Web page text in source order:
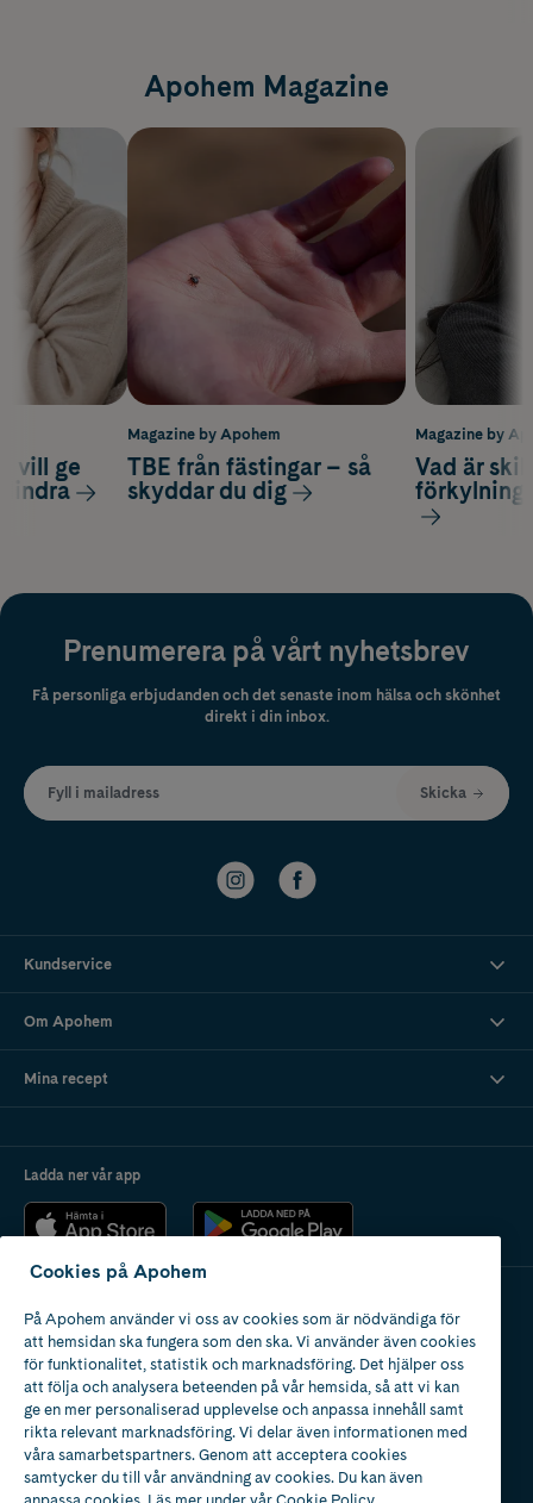
Apohem Magazine
Magazine by
Vad är
förkylning
vill ge
lindra
Magazine by Apohem
TBE från fästingar – så
skyddar du dig
Prenumerera på vårt nyhetsbrev
Få personliga erbjudanden och det senaste inom hälsa och skönhet
direkt i din inbox.
Fyll i mailadress Skicka
Kundservice
Om Apohem
Mina recept
Ladda ner vår app
Apotek med tillstånd
av Läkemedelsverket
Cookies på Apohem
På Apohem använder vi oss av cookies som är nödvändiga för
att hemsidan ska fungera som den ska. Vi använder även cookies
för funktionalitet, statistik och marknadsföring. Det hjälper oss
att följa och analysera beteenden på vår hemsida, så att vi kan
ge en mer personaliserad upplevelse och anpassa innehåll samt
rikta relevant marknadsföring. Vi delar även informationen med
våra samarbetspartners. Genom att acceptera cookies
samtycker du till vår användning av cookies. Du kan även